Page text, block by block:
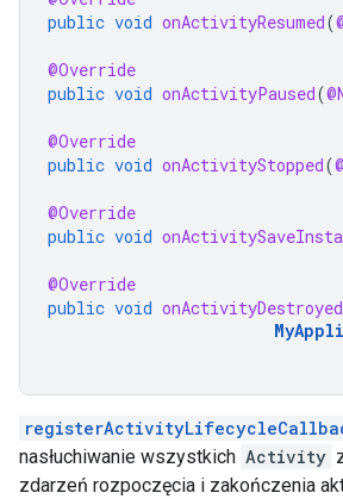
public void onActivityResumed(
@Override
public void onActivityPaused(
@Override
public void onActivityStopped(
@Override
public void
@Override
public void onActivityDestroyed
nasłuchiwanie wszystkich Activity
zdarzeń rozpoczęcia i zakończenia